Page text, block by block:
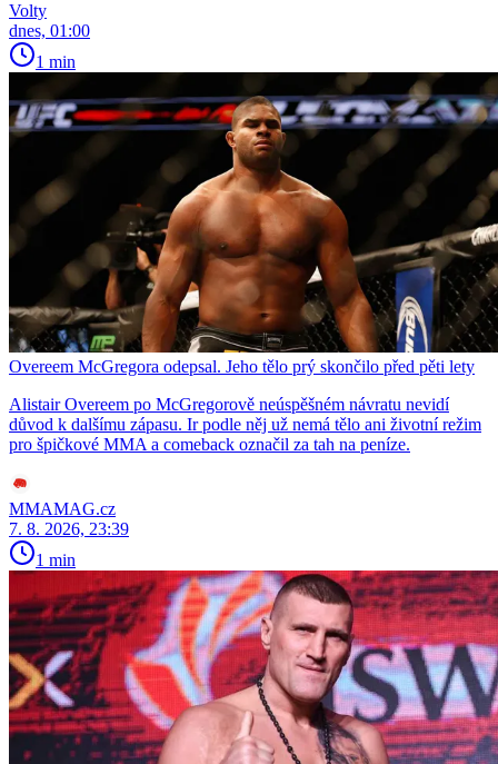
Volty
dnes, 01:00
1 min
Overeem McGregora odepsal. Jeho tělo prý skončilo před pěti lety
Alistair Overeem po McGregorově neúspěšném návratu nevidí
důvod k dalšímu zápasu. Ir podle něj už nemá tělo ani životní režim
pro špičkové MMA a comeback označil za tah na peníze.
MMAMAG.cz
7. 8. 2026, 23:39
1 min